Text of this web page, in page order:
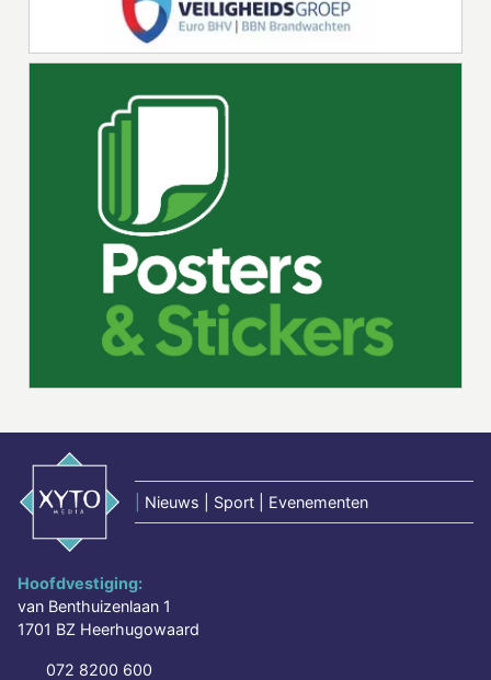
Nieuws | Sport | Evenementen
Hoofdvestiging:
van Benthuizenlaan 1
1701 BZ Heerhugowaard
072 8200 600